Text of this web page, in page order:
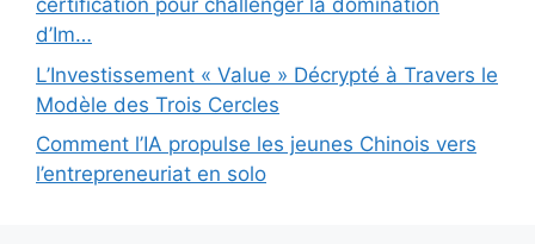
certification pour challenger la domination
d’Im…
L’Investissement « Value » Décrypté à Travers le
Modèle des Trois Cercles
Comment l’IA propulse les jeunes Chinois vers
l’entrepreneuriat en solo